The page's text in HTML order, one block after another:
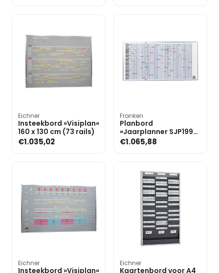
Eichner
Insteekbord »Visiplan«
160 x 130 cm (73 rails)
€1.035,02
Franken
Planbord
»Jaarplanner SJP1990,
voor de
personeelsplanning«
€1.065,88
Eichner
Insteekbord »Visiplan«
Eichner
Kaartenbord voor A4